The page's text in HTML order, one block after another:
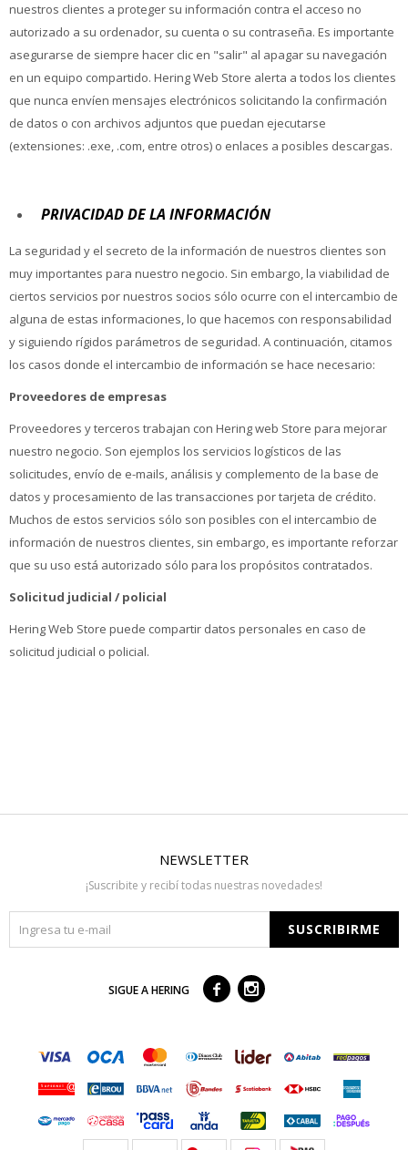
nuestros clientes a proteger su información contra el acceso no
autorizado a su ordenador, su cuenta o su contraseña. Es importante
asegurarse de siempre hacer clic en "salir" al apagar su navegación
en un equipo compartido. Hering Web Store alerta a todos los clientes
que nunca envíen mensajes electrónicos solicitando la confirmación
de datos o con archivos adjuntos que puedan ejecutarse
(extensiones: .exe, .com, entre otros) o enlaces a posibles descargas.
PRIVACIDAD DE LA INFORMACIÓN
La seguridad y el secreto de la información de nuestros clientes son
muy importantes para nuestro negocio. Sin embargo, la viabilidad de
ciertos servicios por nuestros socios sólo ocurre con el intercambio de
alguna de estas informaciones, lo que hacemos con responsabilidad
y siguiendo rígidos parámetros de seguridad. A continuación, citamos
los casos donde el intercambio de información se hace necesario:
Proveedores de empresas
Proveedores y terceros trabajan con Hering web Store para mejorar
nuestro negocio. Son ejemplos los servicios logísticos de las
solicitudes, envío de e-mails, análisis y complemento de la base de
datos y procesamiento de las transacciones por tarjeta de crédito.
Muchos de estos servicios sólo son posibles con el intercambio de
información de nuestros clientes, sin embargo, es importante reforzar
que su uso está autorizado sólo para los propósitos contratados.
Solicitud judicial / policial
Hering Web Store puede compartir datos personales en caso de
solicitud judicial o policial.
NEWSLETTER
¡Suscribite y recibí todas nuestras novedades!
SUSCRIBIRME
SIGUE A HERING  